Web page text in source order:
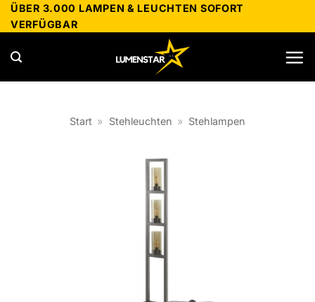
Zum
Inhalt
springen
ÜBER 3.000 LAMPEN & LEUCHTEN SOFORT
VERFÜGBAR
Start » Stehleuchten » Stehlampen